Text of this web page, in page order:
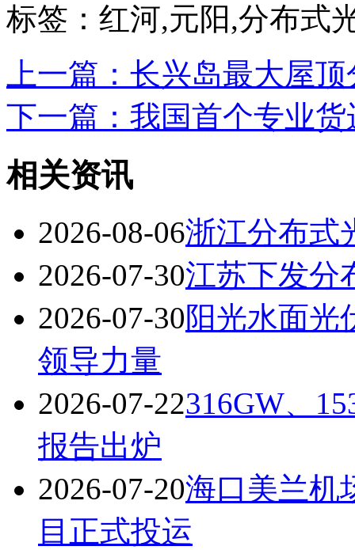
标签：红河,元阳,分布式
上一篇：长兴岛最大屋
下一篇：我国首个专业
相关资讯
2026-08-06浙江分布式
2026-07-30江苏下发分
2026-07-30阳光水面光
领导力量
2026-07-22316GW、
报告出炉
2026-07-20海口美兰机
目正式投运